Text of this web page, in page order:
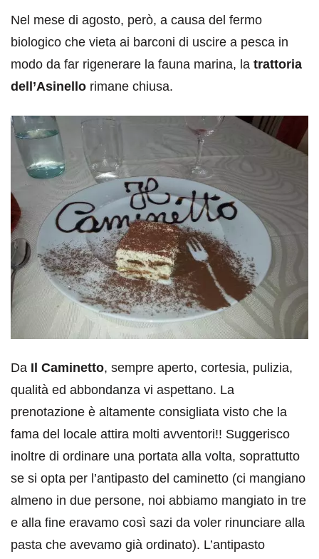
Nel mese di agosto, però, a causa del fermo
biologico che vieta ai barconi di uscire a pesca in
modo da far rigenerare la fauna marina, la trattoria
dell’Asinello rimane chiusa.
Da Il Caminetto, sempre aperto, cortesia, pulizia,
qualità ed abbondanza vi aspettano. La
prenotazione è altamente consigliata visto che la
fama del locale attira molti avventori!! Suggerisco
inoltre di ordinare una portata alla volta, soprattutto
se si opta per l’antipasto del caminetto (ci mangiano
almeno in due persone, noi abbiamo mangiato in tre
e alla fine eravamo così sazi da voler rinunciare alla
pasta che avevamo già ordinato). L’antipasto